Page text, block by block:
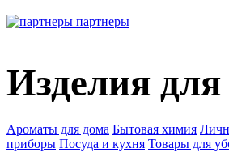
партнеры
Изделия
Ароматы для дома Бытовая химия
приборы Посуда и кухня Товары для